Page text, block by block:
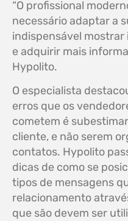
“O profissional
necessário adaptar a
indispensável
e adquirir mais
Hypolito.
O especialista
erros que os
cometem é
cliente, e não serem
contatos. Hypolito
dicas de como se
tipos de mensagens
relacionamento
que são devem ser